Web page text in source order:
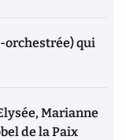
orchestrée) qui
Marianne
de la Paix